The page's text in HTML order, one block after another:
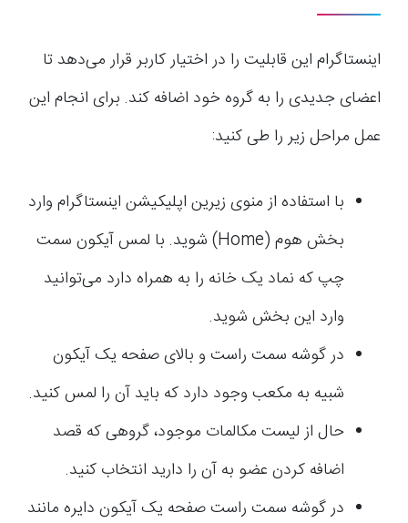
اینستاگرام این قابلیت را در اختیار کاربر قرار می‌دهد تا
اعضای جدیدی را به گروه خود اضافه کند. برای انجام این
عمل مراحل زیر را طی کنید:
با استفاده از منوی زیرین اپلیکیشن اینستاگرام وارد
بخش هوم (Home) شوید. با لمس آیکون سمت
چپ که نماد یک خانه را به همراه دارد می‌توانید
وارد این بخش شوید.
در گوشه سمت راست و بالای صفحه یک آیکون
شبیه به مکعب وجود دارد که باید آن را لمس کنید.
حال از لیست مکالمات موجود، گروهی که قصد
اضافه کردن عضو به آن را دارید انتخاب کنید.
در گوشه سمت راست صفحه یک آیکون دایره مانند